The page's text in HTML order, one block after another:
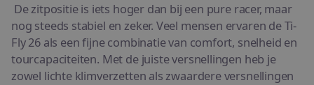
De zitpositie is iets hoger dan bij een pure racer, maar
nog steeds stabiel en zeker. Veel mensen ervaren de Ti-
Fly 26 als een fijne combinatie van comfort, snelheid en
tourcapaciteiten. Met de juiste versnellingen heb je
zowel lichte klimverzetten als zwaardere versnellingen